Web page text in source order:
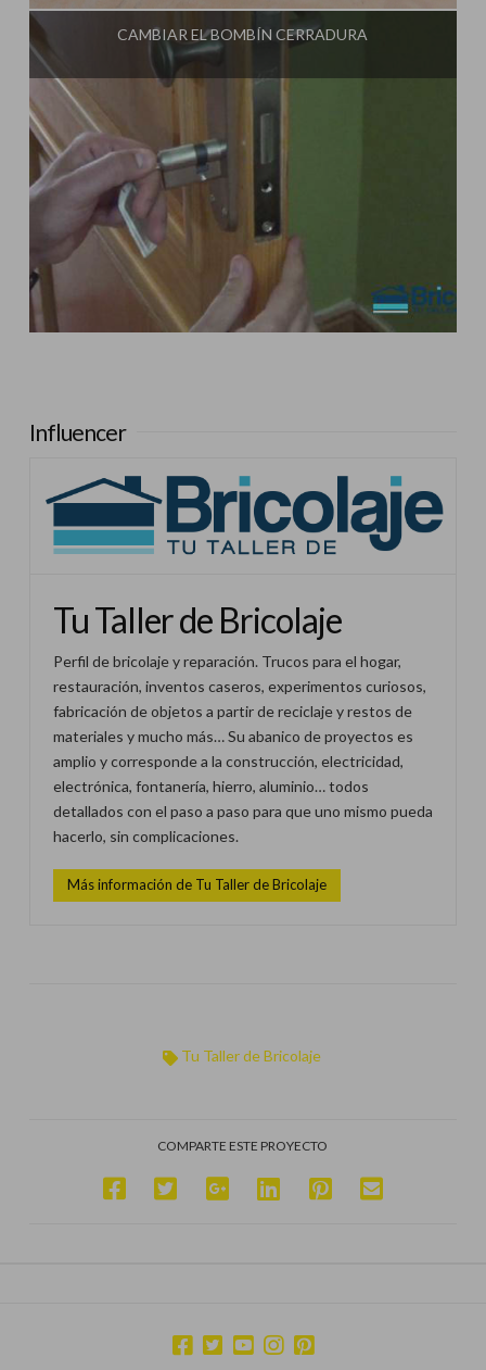
CAMBIAR EL BOMBÍN CERRADURA
Influencer:Tu Taller de Bricolaje
Influencer
Tu Taller de Bricolaje
Perfil de bricolaje y reparación. Trucos para el hogar,
restauración, inventos caseros, experimentos curiosos,
fabricación de objetos a partir de reciclaje y restos de
materiales y mucho más… Su abanico de proyectos es
amplio y corresponde a la construcción, electricidad,
electrónica, fontanería, hierro, aluminio… todos
detallados con el paso a paso para que uno mismo pueda
hacerlo, sin complicaciones.
Más información de Tu Taller de Bricolaje
Tu Taller de Bricolaje
COMPARTE ESTE PROYECTO